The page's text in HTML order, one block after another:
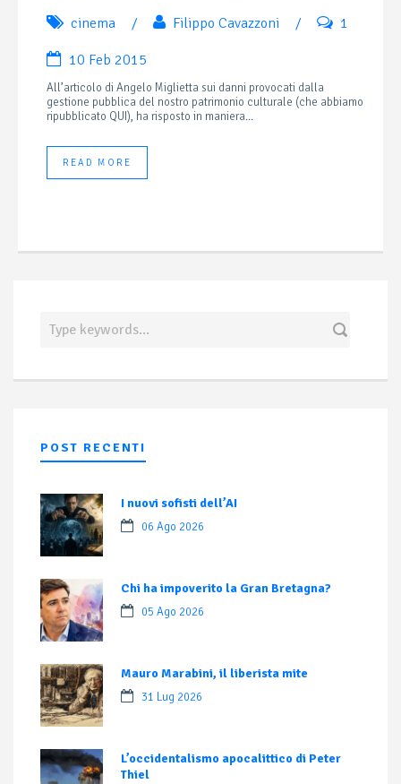
cinema / Filippo Cavazzoni / 1
10 Feb 2015
All’articolo di Angelo Miglietta sui danni provocati dalla
gestione pubblica del nostro patrimonio culturale (che abbiamo
ripubblicato QUI), ha risposto in maniera...
READ MORE
POST RECENTI
I nuovi sofisti dell’AI
06 Ago 2026
Chi ha impoverito la Gran Bretagna?
05 Ago 2026
Mauro Marabini, il liberista mite
31 Lug 2026
L’occidentalismo apocalittico di Peter
Thiel